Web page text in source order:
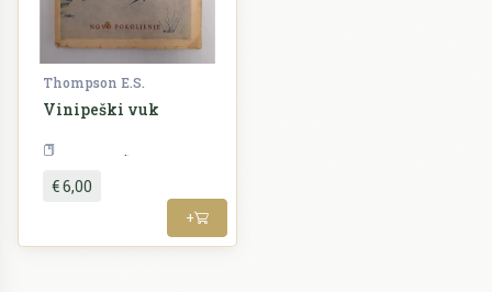
Thompson E.S.
Vinipeški vuk
€ 6,00
+